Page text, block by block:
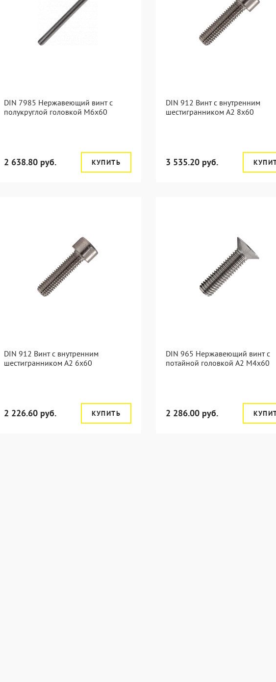
DIN 7985 Нержавеющий винт с
полукруглой головкой М6х60
2 638.80 руб. КУПИТЬ
DIN 912 Винт с внутренним
шестигранником А2 8х60
3 535.20 руб.
DIN 912 Винт с внутренним
шестигранником А2 6х60
2 226.60 руб. КУПИТЬ
DIN 965 Нержавеющий винт с
потайной головкой А2 М4x60
2 286.00 руб.